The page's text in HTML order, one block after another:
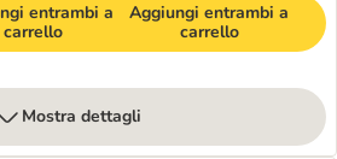
entrambi a
carrello
Aggiungi entrambi a
carrello
Mostra dettagli